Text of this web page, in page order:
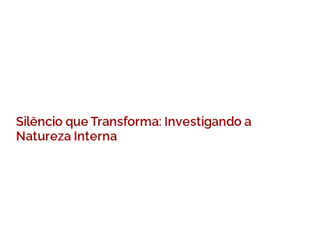
Silêncio que Transforma: Investigando a
Natureza Interna